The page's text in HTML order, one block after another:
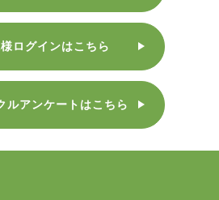
ログインはこちら
ルアンケートはこちら